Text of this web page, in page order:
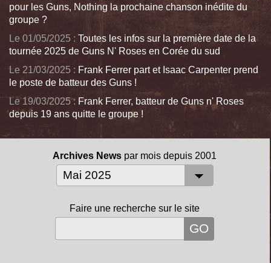
pour les Guns, Nothing la prochaine chanson inédite du
groupe ?
Le 01/05/2025 : Toutes les infos sur la première date de la
tournée 2025 de Guns N' Roses en Corée du sud
Le 21/03/2025 : Frank Ferrer part et Isaac Carpenter prend
le poste de batteur des Guns !
Le 19/03/2025 : Frank Ferrer, batteur de Guns n' Roses
depuis 19 ans quitte le groupe !
Archives News par mois depuis 2001
Faire une recherche sur le site